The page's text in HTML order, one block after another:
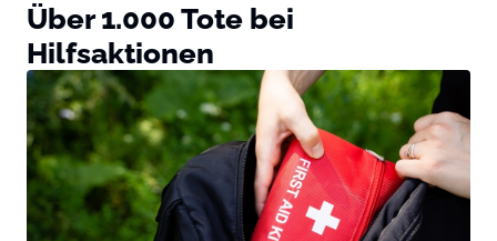
Über 1.000 Tote bei
Hilfsaktionen